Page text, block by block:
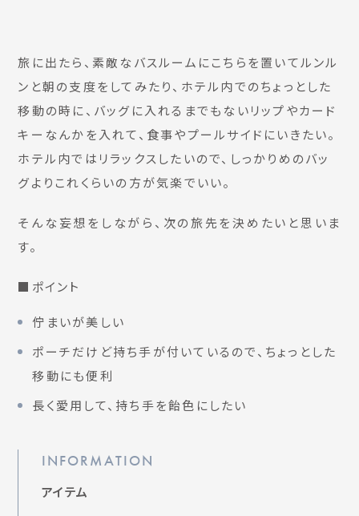
旅に出たら、素敵なバスルームにこちらを置いてルンル
ンと朝の支度をしてみたり、ホテル内でのちょっとした
移動の時に、バッグに入れるまでもないリップやカード
キーなんかを入れて、食事やプールサイドにいきたい。
ホテル内ではリラックスしたいので、しっかりめのバッ
グよりこれくらいの方が気楽でいい。
そんな妄想をしながら、次の旅先を決めたいと思いま
す。
■ポイント
佇まいが美しい
ポーチだけど持ち手が付いているので、ちょっとした
移動にも便利
長く愛用して、持ち手を飴色にしたい
INFORMATION
アイテム